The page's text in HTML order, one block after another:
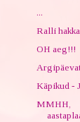
...
Ralli
OH aeg!!!
Käpikud -
MMHH,